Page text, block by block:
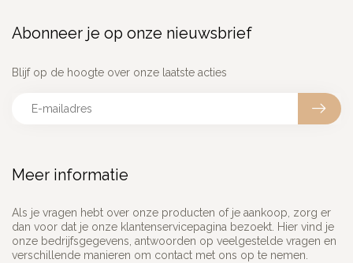
Meer informatie
Als je vragen hebt over onze producten of je aankoop, zorg er
dan voor dat je onze klantenservicepagina bezoekt. Hier vind je
onze bedrijfsgegevens, antwoorden op veelgestelde vragen en
verschillende manieren om contact met ons op te nemen.
Abonneer je op onze nieuwsbrief
Blijf op de hoogte over onze laatste acties